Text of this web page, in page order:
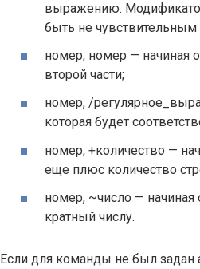
выражению.
быть не чувствительным
номер, номер — начиная
второй части;
номер, /
которая будет
номер, +количество —
еще плюс количество
номер, ~число — начиная
кратный числу.
Если для команды не был задан